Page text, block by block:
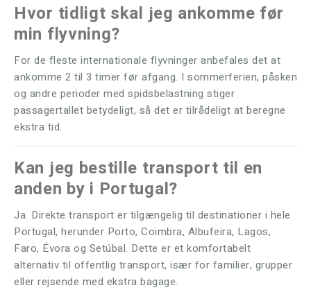
Hvor tidligt skal jeg ankomme før
min flyvning?
For de fleste internationale flyvninger anbefales det at
ankomme 2 til 3 timer før afgang. I sommerferien, påsken
og andre perioder med spidsbelastning stiger
passagertallet betydeligt, så det er tilrådeligt at beregne
ekstra tid.
Kan jeg bestille transport til en
anden by i Portugal?
Ja. Direkte transport er tilgængelig til destinationer i hele
Portugal, herunder Porto, Coimbra, Albufeira, Lagos,
Faro, Évora og Setúbal. Dette er et komfortabelt
alternativ til offentlig transport, især for familier, grupper
eller rejsende med ekstra bagage.